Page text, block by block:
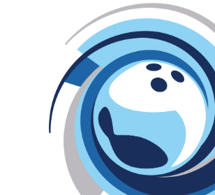
isompana